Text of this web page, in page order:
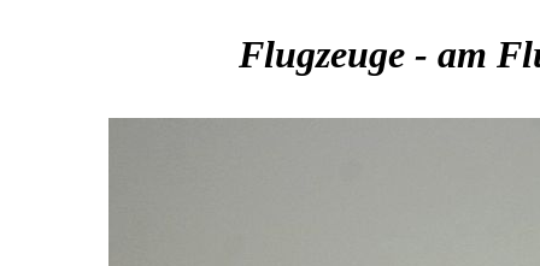
Flugzeuge - am